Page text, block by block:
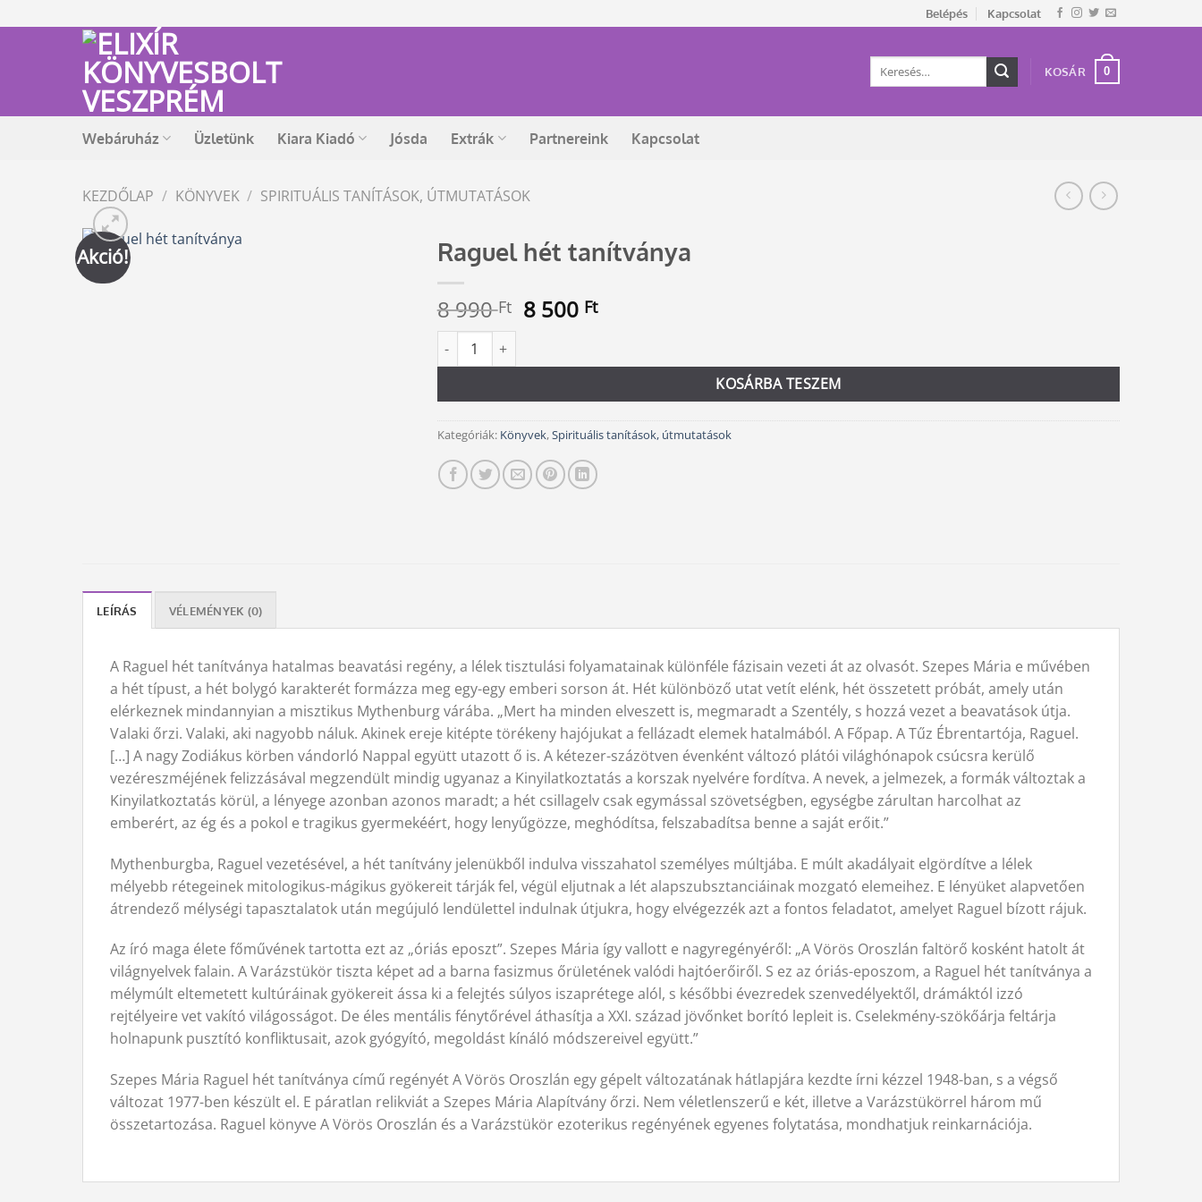
to
Belépés Kapcsolat
Keresés
KOSÁR 0
Webáruház Üzletünk Kiara Kiadó Jósda Extrák Partnereink Kapcsolat
KEZDŐLAP / KÖNYVEK / SPIRITUÁLIS TANÍTÁSOK, ÚTMUTATÁSOK
Akció! Raguel hét tanítványa
8 990Ft Original
8
990 Ft.
8 500 FtCurrent
8
500 Ft.
Raguel hét tanítványa mennyiség
KOSÁRBA TESZEM
Alternative:
Kategóriák: Könyvek,Spirituális tanítások, útmutatások
LEÍRÁS VÉLEMÉNYEK (0)
A Raguel hét tanítványa hatalmas beavatási regény, a lélek tisztulási folyamatainak különféle fázisain vezeti át az olvasót. Szepes Mária e művében
a hét típust, a hét bolygó karakterét formázza meg egy-egy emberi sorson át. Hét különböző utat vetít elénk, hét összetett próbát, amely után
elérkeznek mindannyian a misztikus Mythenburg várába. „Mert ha minden elveszett is, megmaradt a Szentély, s hozzá vezet a beavatások útja.
Valaki őrzi. Valaki, aki nagyobb náluk. Akinek ereje kitépte törékeny hajójukat a fellázadt elemek hatalmából. A Főpap. A Tűz Ébrentartója, Raguel.
[…] A nagy Zodiákus körben vándorló Nappal együtt utazott ő is. A kétezer-százötven évenként változó plátói világhónapok csúcsra kerülő
vezéreszméjének felizzásával megzendült mindig ugyanaz a Kinyilatkoztatás a korszak nyelvére fordítva. A nevek, a jelmezek, a formák változtak a
Kinyilatkoztatás körül, a lényege azonban azonos maradt; a hét csillagelv csak egymással szövetségben, egységbe zárultan harcolhat az
emberért, az ég és a pokol e tragikus gyermekéért, hogy lenyűgözze, meghódítsa, felszabadítsa benne a saját erőit.”
Mythenburgba, Raguel vezetésével, a hét tanítvány jelenükből indulva visszahatol személyes múltjába. E múlt akadályait elgördítve a lélek
mélyebb rétegeinek mitologikus-mágikus gyökereit tárják fel, végül eljutnak a lét alapszubsztanciáinak mozgató elemeihez. E lényüket alapvetően
átrendező mélységi tapasztalatok után megújuló lendülettel indulnak útjukra, hogy elvégezzék azt a fontos feladatot, amelyet Raguel bízott rájuk.
Az író maga élete főművének tartotta ezt az „óriás eposzt”. Szepes Mária így vallott e nagyregényéről: „A Vörös Oroszlán faltörő kosként hatolt át
világnyelvek falain. A Varázstükör tiszta képet ad a barna fasizmus őrületének valódi hajtóerőiről. S ez az óriás-eposzom, a Raguel hét tanítványa a
mélymúlt eltemetett kultúráinak gyökereit ássa ki a felejtés súlyos iszaprétege alól, s későbbi évezredek szenvedélyektől, drámáktól izzó
rejtélyeire vet vakító világosságot. De éles mentális fénytőrével áthasítja a XXI. század jövőnket borító lepleit is. Cselekmény-szökőárja feltárja
holnapunk pusztító konfliktusait, azok gyógyító, megoldást kínáló módszereivel együtt.”
Szepes Mária Raguel hét tanítványa című regényét A Vörös Oroszlán egy gépelt változatának hátlapjára kezdte írni kézzel 1948-ban, s a végső
változat 1977-ben készült el. E páratlan relikviát a Szepes Mária Alapítvány őrzi. Nem véletlenszerű e két, illetve a Varázstükörrel három mű
összetartozása. Raguel könyve A Vörös Oroszlán és a Varázstükör ezoterikus regényének egyenes folytatása, mondhatjuk reinkarnációja.